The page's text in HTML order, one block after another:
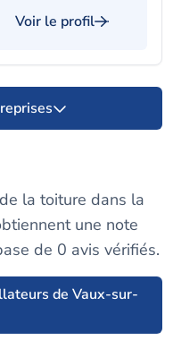
Voir le profil
la toiture dans la
une note
de 0 avis vérifiés.
de Vaux-sur-